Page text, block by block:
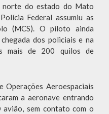
norte do estado do Mato
Federal assumiu as
(MCS). O piloto ainda
dos policiais e na
mais de 200 quilos de
Operações Aeroespaciais
a aeronave entrando
sem contato com o